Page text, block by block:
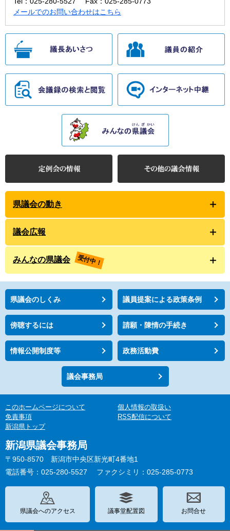
メールでのお問い合わせはこちら
県議会の動き
議会広報
みんなの県議会 受付中！
県議会のしくみ 議員提案による政策条例
傍聴するには 請願・陳情の手続き
情報公開制度等 政務活動費
議会事務局
このホームページについて
個人情報の取扱い
免責事項
RSS配信について
新潟県トップ
新潟県議会事務局
〒950-8570 新潟市中央区新光町4番地1
電話番号：025-280-5527
ファクシミリ：025-285-0773
県議会へのアクセス 議事堂配置図 お問合せ